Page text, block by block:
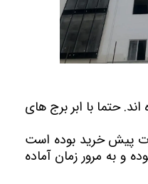
۲۲ را شنیده اند. حتما با ابر برج های
پیش خرید بوده است
و به مرور زمان آماده